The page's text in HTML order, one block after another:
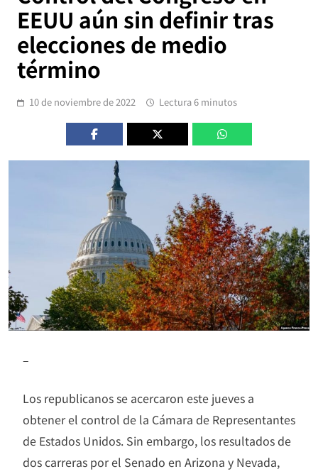
EEUU aún sin definir tras
elecciones de medio
término
10 de noviembre de 2022 Lectura 6 minutos
–
Los republicanos se acercaron este jueves a
obtener el control de la Cámara de Representantes
de Estados Unidos. Sin embargo, los resultados de
dos carreras por el Senado en Arizona y Nevada,